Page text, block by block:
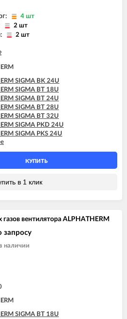
4 шт
2 шт
2 шт
SIGMA BK 24U
SIGMA BT 18U
SIGMA BT 24U
SIGMA BT 28U
SIGMA BT 32U
SIGMA PKD 24U
SIGMA PKS 24U
SIGMA PTD 24U
SIGMA PTD 28U
SIGMA PTS 18U
SIGMA PTS 24U
КУПИТЬ
в 1 клик
вентилятора ALPHATHERM
запросу
наличии
SIGMA BT 18U